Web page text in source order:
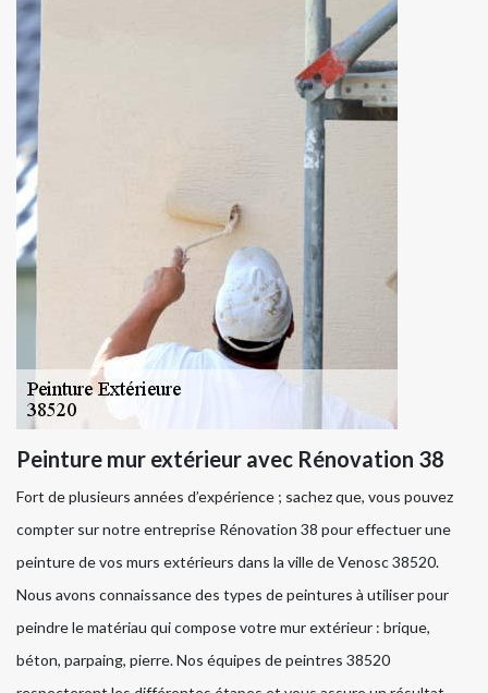
Peinture mur extérieur avec Rénovation 38
Fort de plusieurs années d’expérience ; sachez que, vous pouvez
compter sur notre entreprise Rénovation 38 pour effectuer une
peinture de vos murs extérieurs dans la ville de Venosc 38520.
Nous avons connaissance des types de peintures à utiliser pour
peindre le matériau qui compose votre mur extérieur : brique,
béton, parpaing, pierre. Nos équipes de peintres 38520